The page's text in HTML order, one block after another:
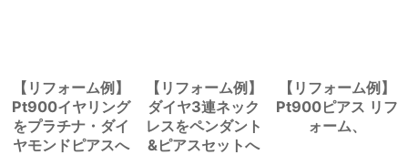
【リフォーム例】
Pt900イヤリング
をプラチナ・ダイ
ヤモンドピアスへ
【リフォーム例】
ダイヤ3連ネック
レスをペンダント
&ピアスセットへ
【リフォーム例】
Pt900ピアス リフ
ォーム、